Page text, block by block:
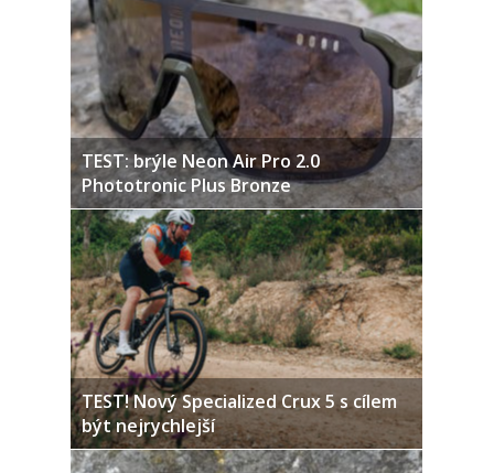
TEST: brýle Neon Air Pro 2.0
Phototronic Plus Bronze
TEST! Nový Specialized Crux 5 s cílem
být nejrychlejší